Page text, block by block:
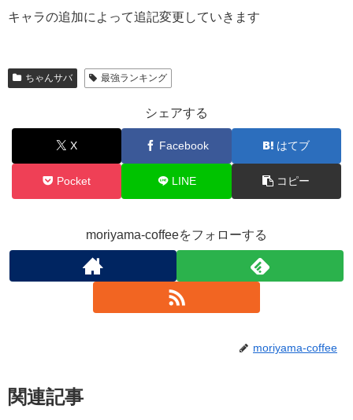
キャラの追加によって追記変更していきます
ちゃんサバ 最強ランキング
シェアする
X Facebook はてブ
Pocket LINE コピー
moriyama-coffeeをフォローする
moriyama-coffee
関連記事